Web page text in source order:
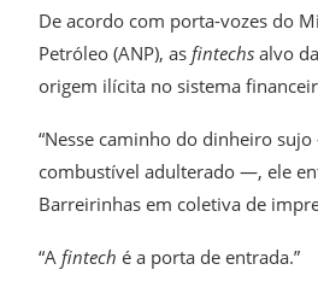
De acordo com porta-vozes do
Petróleo (ANP), as fintechs alvo
origem ilícita no sistema
“Nesse caminho do dinheiro
combustível adulterado —, ele
Barreirinhas em coletiva de
“A fintech é a porta de entrada.”